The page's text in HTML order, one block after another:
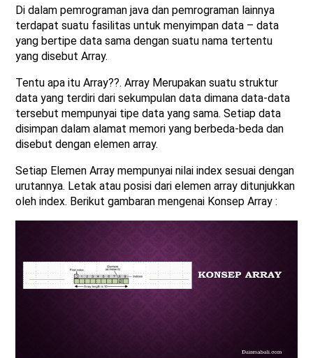
Di dalam pemrograman java dan pemrograman lainnya
terdapat suatu fasilitas untuk menyimpan data – data
yang bertipe data sama dengan suatu nama tertentu
yang disebut Array.
Tentu apa itu Array??. Array Merupakan suatu struktur
data yang terdiri dari sekumpulan data dimana data-data
tersebut mempunyai tipe data yang sama. Setiap data
disimpan dalam alamat memori yang berbeda-beda dan
disebut dengan elemen array.
Setiap Elemen Array mempunyai nilai index sesuai dengan
urutannya. Letak atau posisi dari elemen array ditunjukkan
oleh index. Berikut gambaran mengenai Konsep Array :